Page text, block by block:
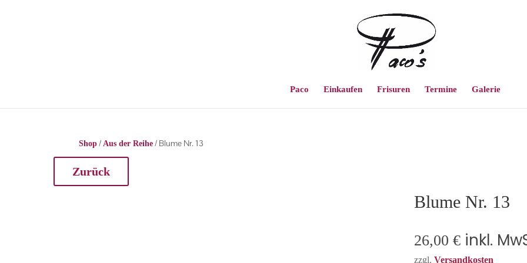
Paco Einkaufen Frisuren Termine Galerie
Shop /Aus der Reihe / Blume Nr. 13
Zurück
Blume Nr. 13
26,00 € inkl.
zzgl. Versandkosten